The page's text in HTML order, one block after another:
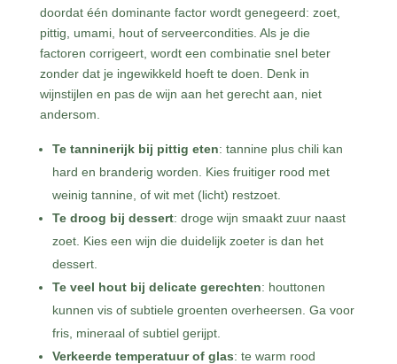
doordat één dominante factor wordt genegeerd: zoet,
pittig, umami, hout of serveercondities. Als je die
factoren corrigeert, wordt een combinatie snel beter
zonder dat je ingewikkeld hoeft te doen. Denk in
wijnstijlen en pas de wijn aan het gerecht aan, niet
andersom.
Te tanninerijk bij pittig eten: tannine plus chili kan
hard en branderig worden. Kies fruitiger rood met
weinig tannine, of wit met (licht) restzoet.
Te droog bij dessert: droge wijn smaakt zuur naast
zoet. Kies een wijn die duidelijk zoeter is dan het
dessert.
Te veel hout bij delicate gerechten: houttonen
kunnen vis of subtiele groenten overheersen. Ga voor
fris, mineraal of subtiel gerijpt.
Verkeerde temperatuur of glas: te warm rood